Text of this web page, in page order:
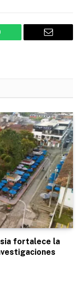
Email
fortalece la